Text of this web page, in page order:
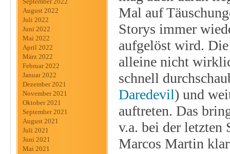
August 2022
Juli 2022
Juni 2022
Mai 2022
April 2022
März 2022
Februar 2022
Januar 2022
Dezember 2021
November 2021
Oktober 2021
September 2021
August 2021
Juli 2021
Juni 2021
Mai 2021
Mal auf
Storys immer
aufgelöst wird.
alleine nicht
schnell
Daredevil) und
auftreten. Das
v.a. bei der letzten
Marcos Martin